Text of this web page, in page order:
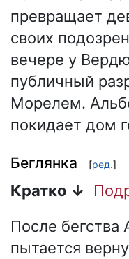
превращает
своих
вечере у
публичный
Морелем.
покидает дом
Беглянка [ред.]
Кратко ↓
После бегства
пытается